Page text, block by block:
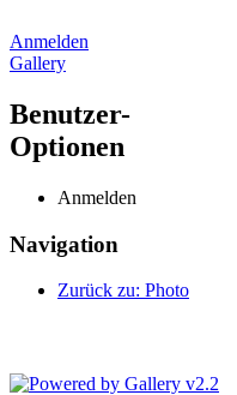
Anmelden
Gallery
Benutzer-
Optionen
Anmelden
Navigation
Zurück zu: Photo